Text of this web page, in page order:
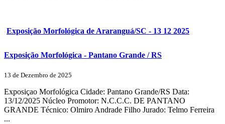
Exposição Morfológica de Araranguá/SC - 13 12 2025
Exposição Morfológica - Pantano Grande / RS
13 de Dezembro de 2025
Exposiçao Morfológica Cidade: Pantano Grande/RS Data:
13/12/2025 Núcleo Promotor: N.C.C.C. DE PANTANO
GRANDE Técnico: Olmiro Andrade Filho Jurado: Telmo Ferreira
...